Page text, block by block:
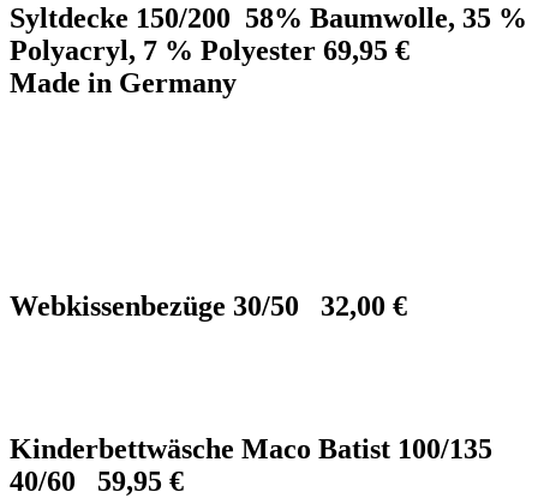
Syltdecke 150/200 58% Baumwolle, 35 %
Polyacryl, 7 % Polyester 69,95 €
Made in Germany
Webkissenbezüge 30/50 32,00 €
Kinderbettwäsche Maco Batist 100/135
40/60 59,95 €